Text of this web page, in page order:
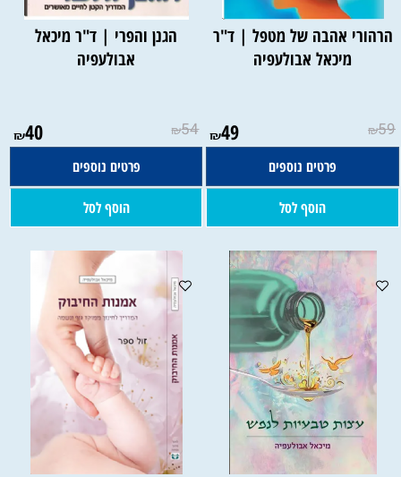
הרהורי אהבה של מטפל | ד"ר
מיכאל אבולעפיה
₪59
₪49
פרטים נוספים
הוסף לסל
הגנן והפרי | ד"ר מיכאל
אבולעפיה
₪54
₪40
פרטים נוספים
הוסף לסל